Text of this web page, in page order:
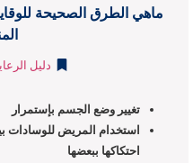
ماهي الطرق الصحيحة
دليل
تغيير وضع الجسم بإستمرار
استخدام المريض للوسادات
احتكاكها ببعضها